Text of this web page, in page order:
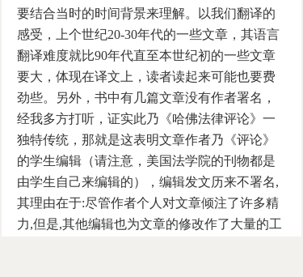
要结合当时的时间背景来理解。以我们翻译的
感受，上个世纪20-30年代的一些文章，其语言
翻译难度就比90年代直至本世纪初的一些文章
要大，体现在译文上，读者读起来可能也要费
劲些。另外，书中有几篇文章没有作者署名，
经我多方打听，证实此乃《哈佛法律评论》一
独特传统，那就是这表明文章作者乃《评论》
的学生编辑（请注意，美国法学院的刊物都是
由学生自己来编辑的），编辑发文历来不署名,
其理由在于:尽管作者个人对文章倾注了许多精
力,但是,其他编辑也为文章的修改作了大量的工